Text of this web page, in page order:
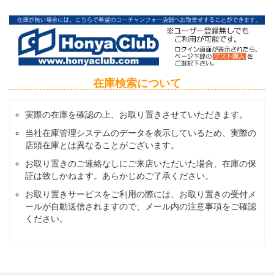
在庫検索について
実際の在庫を確認の上、お取り置きさせていただきます。
当社在庫管理システムのデータを表示しているため、実際の
店頭在庫とは異なることがございます。
お取り置きのご連絡なしにご来店いただいた場合、在庫の保
証は致しかねます。あらかじめご了承ください。
お取り置きサービスをご利用の際には、お取り置きの受付メ
ールが自動送信されますので、メール内の注意事項をご確認
ください。